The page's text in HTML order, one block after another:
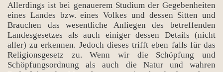
Allerdings ist bei genauerem Studium der Gegebenheiten
eines Landes bzw. eines Volkes und dessen Sitten und
Brauchen das wesentliche Anliegen des betreffenden
Landesgesetzes als auch einiger dessen Details (nicht
aller) zu erkennen. Jedoch dieses trifft eben falls für das
Religionsgesetz zu. Wenn wir die Schöpfung und
Schöpfungsordnung als auch die Natur und wahren